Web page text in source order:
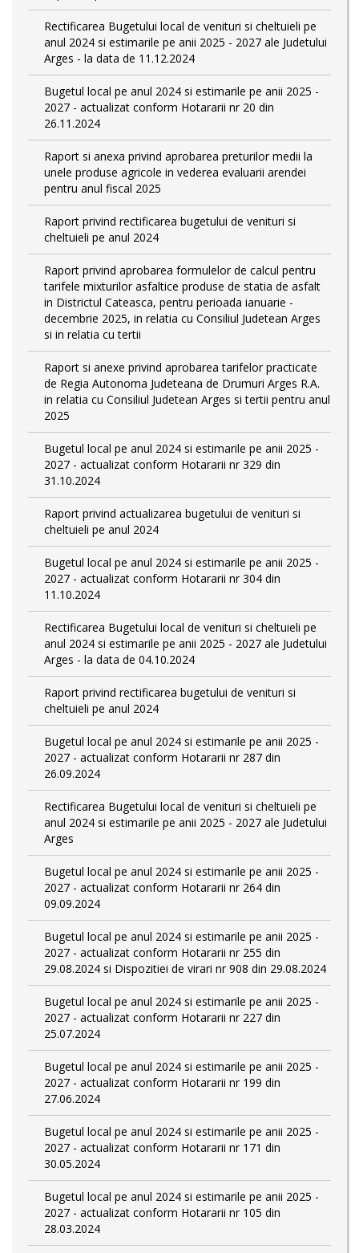
Rectificarea Bugetului local de venituri si cheltuieli pe
anul 2024 si estimarile pe anii 2025 - 2027 ale Judetului
Arges - la data de 11.12.2024
Bugetul local pe anul 2024 si estimarile pe anii 2025 -
2027 - actualizat conform Hotararii nr 20 din
26.11.2024
Raport si anexa privind aprobarea preturilor medii la
unele produse agricole in vederea evaluarii arendei
pentru anul fiscal 2025
Raport privind rectificarea bugetului de venituri si
cheltuieli pe anul 2024
Raport privind aprobarea formulelor de calcul pentru
tarifele mixturilor asfaltice produse de statia de asfalt
in Districtul Cateasca, pentru perioada ianuarie -
decembrie 2025, in relatia cu Consiliul Judetean Arges
si in relatia cu tertii
Raport si anexe privind aprobarea tarifelor practicate
de Regia Autonoma Judeteana de Drumuri Arges R.A.
in relatia cu Consiliul Judetean Arges si tertii pentru anul
2025
Bugetul local pe anul 2024 si estimarile pe anii 2025 -
2027 - actualizat conform Hotararii nr 329 din
31.10.2024
Raport privind actualizarea bugetului de venituri si
cheltuieli pe anul 2024
Bugetul local pe anul 2024 si estimarile pe anii 2025 -
2027 - actualizat conform Hotararii nr 304 din
11.10.2024
Rectificarea Bugetului local de venituri si cheltuieli pe
anul 2024 si estimarile pe anii 2025 - 2027 ale Judetului
Arges - la data de 04.10.2024
Raport privind rectificarea bugetului de venituri si
cheltuieli pe anul 2024
Bugetul local pe anul 2024 si estimarile pe anii 2025 -
2027 - actualizat conform Hotararii nr 287 din
26.09.2024
Rectificarea Bugetului local de venituri si cheltuieli pe
anul 2024 si estimarile pe anii 2025 - 2027 ale Judetului
Arges
Bugetul local pe anul 2024 si estimarile pe anii 2025 -
2027 - actualizat conform Hotararii nr 264 din
09.09.2024
Bugetul local pe anul 2024 si estimarile pe anii 2025 -
2027 - actualizat conform Hotararii nr 255 din
29.08.2024 si Dispozitiei de virari nr 908 din 29.08.2024
Bugetul local pe anul 2024 si estimarile pe anii 2025 -
2027 - actualizat conform Hotararii nr 227 din
25.07.2024
Bugetul local pe anul 2024 si estimarile pe anii 2025 -
2027 - actualizat conform Hotararii nr 199 din
27.06.2024
Bugetul local pe anul 2024 si estimarile pe anii 2025 -
2027 - actualizat conform Hotararii nr 171 din
30.05.2024
Bugetul local pe anul 2024 si estimarile pe anii 2025 -
2027 - actualizat conform Hotararii nr 105 din
28.03.2024